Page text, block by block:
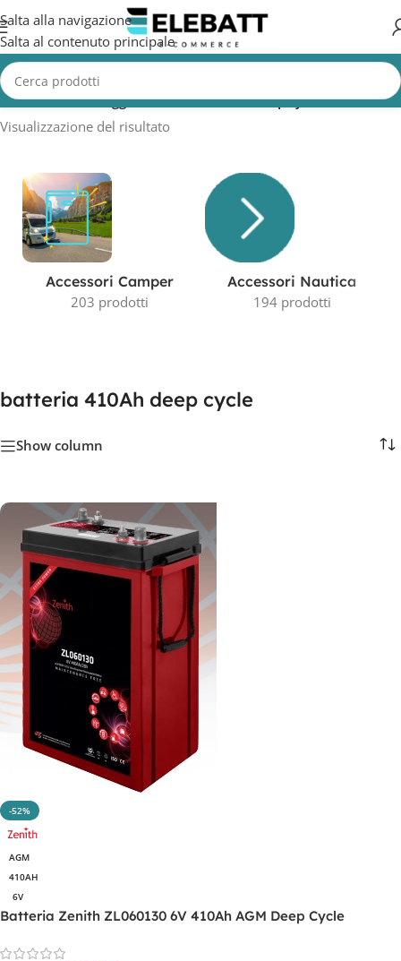
Salta alla navigazione
Salta al contenuto principale
Home/Prodotti taggati “batteria 410Ah deep cycle”
Visualizzazione del risultato
Accessori Camper
203 prodotti
Accessori Nautica
194 prodotti
batteria 410Ah deep cycle
Show column
-52%
AGM
410AH
6V
Batteria Zenith ZL060130 6V 410Ah AGM Deep Cycle